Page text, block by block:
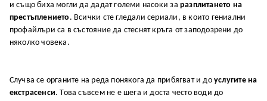
и също биха могли да дадат големи насоки за разплитането на
престъплението . Всички сте гледали сериали, в които гениални
профайлъри са в състояние да стеснят кръга от заподозрени до
няколко човека.
Случва се органите на реда понякога да прибягват и доуслугите на
екстрасенси. Това съвсем не е шега и доста често води до